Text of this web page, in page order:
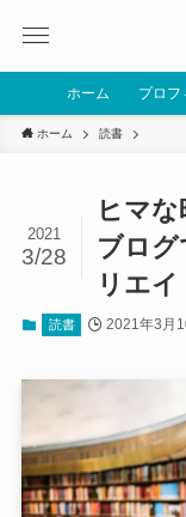
ホーム プロフ
ホーム 読書
ヒマ
ブログ
リエイ
2021
3/28
読書 2021年3月